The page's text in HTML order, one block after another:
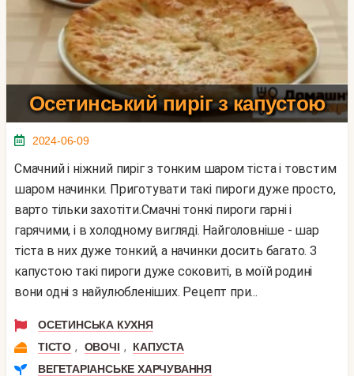
Осетинський пиріг з капустою
2024-06-09
Смачний і ніжний пиріг з тонким шаром тіста і товстим
шаром начинки. Приготувати такі пироги дуже просто,
варто тільки захотіти.Смачні тонкі пироги гарні і
гарячими, і в холодному вигляді. Найголовніше - шар
тіста в них дуже тонкий, а начинки досить багато. З
капустою такі пироги дуже соковиті, в моїй родині
вони одні з найулюбленіших. Рецепт при...
ОСЕТИНСЬКА КУХНЯ
ТІСТО , ОВОЧІ ,
КАПУСТА
ВЕГЕТАРІАНСЬКЕ ХАРЧУВАННЯ